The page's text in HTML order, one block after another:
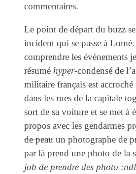
commentaires.
Le point de départ du buzz
incident qui se passe à
comprendre les évènements
résumé hyper-condensé de
militaire français est
dans les rues de la capitale
sort de sa voiture et se met à
propos avec les gendarmes
de peau un photographe de
par là prend une photo de la
job de prendre des photo